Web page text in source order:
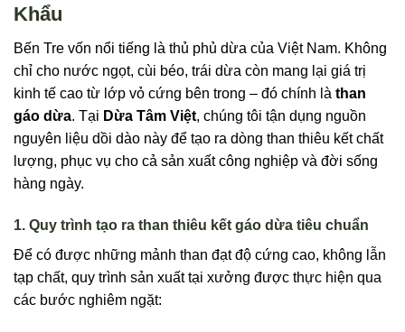
Khẩu
Bến Tre vốn nổi tiếng là thủ phủ dừa của Việt Nam. Không
chỉ cho nước ngọt, cùi béo, trái dừa còn mang lại giá trị
kinh tế cao từ lớp vỏ cứng bên trong – đó chính là than
gáo dừa. Tại Dừa Tâm Việt, chúng tôi tận dụng nguồn
nguyên liệu dồi dào này để tạo ra dòng than thiêu kết chất
lượng, phục vụ cho cả sản xuất công nghiệp và đời sống
hàng ngày.
1. Quy trình tạo ra than thiêu kết gáo dừa tiêu chuẩn
Để có được những mảnh than đạt độ cứng cao, không lẫn
tạp chất, quy trình sản xuất tại xưởng được thực hiện qua
các bước nghiêm ngặt: